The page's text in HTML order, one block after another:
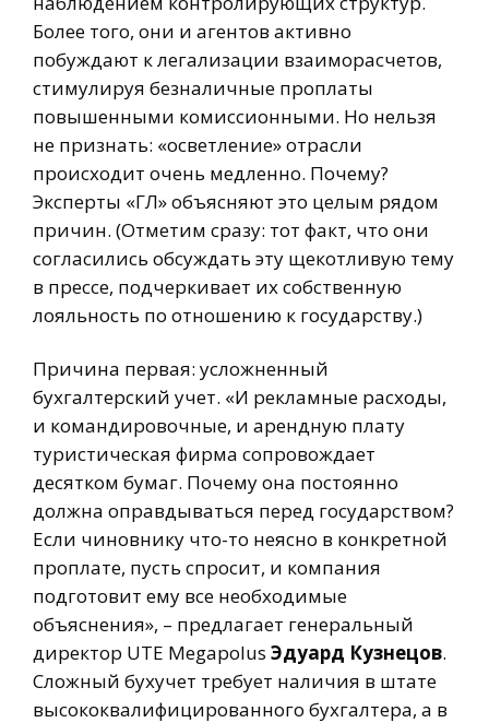
Более того, они и агентов активно
побуждают к легализации взаиморасчетов,
стимулируя безналичные проплаты
повышенными комиссионными. Но нельзя
не признать: «осветление» отрасли
происходит очень медленно. Почему?
Эксперты «ГЛ» объясняют это целым рядом
причин. (Отметим сразу: тот факт, что они
согласились обсуждать эту щекотливую тему
в прессе, подчеркивает их собственную
лояльность по отношению к государству.)
Причина первая: усложненный
бухгалтерский учет. «И рекламные расходы,
и командировочные, и арендную плату
туристическая фирма сопровождает
десятком бумаг. Почему она постоянно
должна оправдываться перед государством?
Если чиновнику что-то неясно в конкретной
проплате, пусть спросит, и компания
подготовит ему все необходимые
объяснения», – предлагает генеральный
директор UTE Megapolus Эдуард Кузнецов.
Сложный бухучет требует наличия в штате
высококвалифицированного бухгалтера, а в